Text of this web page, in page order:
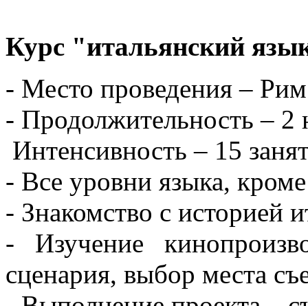
Курс "итальянский
- Место проведения – Рим
- Продолжительность – 2
Интенсивность – 15
- Все уровни языка,
- Знакомство с историей
- Изучение
сценария, выбор места